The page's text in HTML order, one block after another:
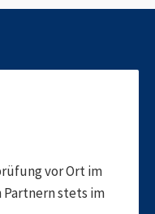
vor Ort im
Partnern stets im